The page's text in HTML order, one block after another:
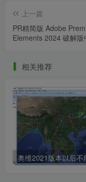
上一篇
PR精简版 Adobe
Elements 2024 破解版
相关推荐